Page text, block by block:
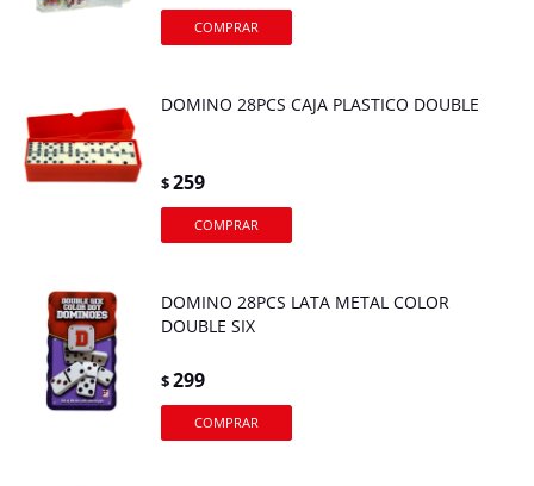
DOMINO 28PCS CAJA PLASTICO DOUBLE
$259
DOMINO 28PCS LATA METAL COLOR
DOUBLE SIX
$299